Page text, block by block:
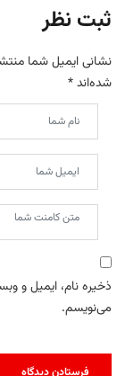
ثبت نظر
نشانی ایمیل شما
شده‌اند*
ذخیره نام، ایمیل و
می‌نویسم.